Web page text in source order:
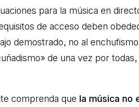
para la música en
de acceso deben
demostrado, no al
de una vez por todas,
comprenda que la música no